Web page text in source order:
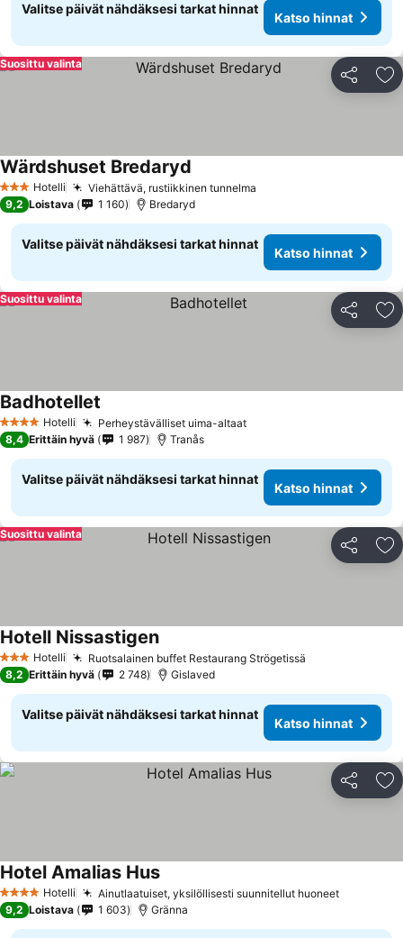
Valitse päivät nähdäksesi tarkat hinnat
Katso hinnat
Jaa
Suosittu valinta
3 Tähtiluokitus
Hotelli Viehättävä, rustiikkinen tunnelma
Wärdshuset Bredaryd
9,2 Loistava 1 160 Bredaryd
Valitse päivät nähdäksesi tarkat hinnat
Katso hinnat
Jaa
Suosittu valinta
4 Tähtiluokitus
Hotelli Perheystävälliset uima-altaat
Badhotellet
8,4 Erittäin hyvä 1 987 Tranås
Valitse päivät nähdäksesi tarkat hinnat
Katso hinnat
Jaa
Suosittu valinta
3 Tähtiluokitus
Hotelli Ruotsalainen buffet Restaurang Strögetissä
Hotell Nissastigen
8,2 Erittäin hyvä 2 748 Gislaved
Valitse päivät nähdäksesi tarkat hinnat
Katso hinnat
Jaa
4 Tähtiluokitus
Hotelli Ainutlaatuiset, yksilöllisesti suunnitellut huoneet
Hotel Amalias Hus
9,2 Loistava 1 603 Gränna